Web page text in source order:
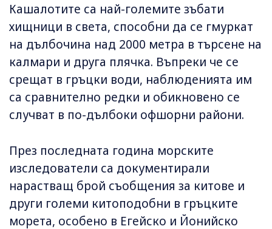
Кашалотите са най-големите зъбати
хищници в света, способни да се гмуркат
на дълбочина над 2000 метра в търсене на
калмари и друга плячка. Въпреки че се
срещат в гръцки води, наблюденията им
са сравнително редки и обикновено се
случват в по-дълбоки офшорни райони.
През последната година морските
изследователи са документирали
нарастващ брой съобщения за китове и
други големи китоподобни в гръцките
морета, особено в Егейско и Йонийско